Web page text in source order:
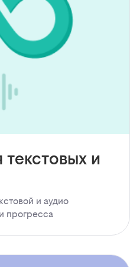
и
и аудио
прогресса